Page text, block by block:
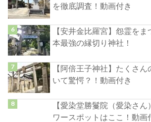
を徹底調査！動画付き
【安井金比羅宮】怨霊を
本最強の縁切り神社！
【阿倍王子神社】たくさ
いて驚愕？！動画付き
【愛染堂勝鬘院（愛染さ
ワースポットはここ！動画